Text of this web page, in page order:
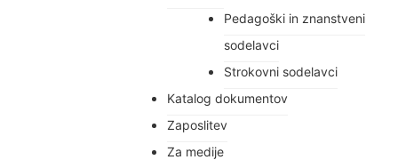
Pedagoški in znanstveni
sodelavci
Strokovni sodelavci
Katalog dokumentov
Zaposlitev
Za medije